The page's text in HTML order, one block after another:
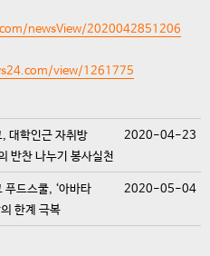
newsView/2020042851206
view/1261775
대학인근 자취방
반찬 나누기 봉사실천
2020-04-23
푸드스쿨, ‘아바타
한계 극복
2020-05-04